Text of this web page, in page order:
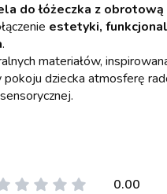
do łóżeczka z obrotową
estetyki,
.
materiałów,
dziecka atmosferę
0.00